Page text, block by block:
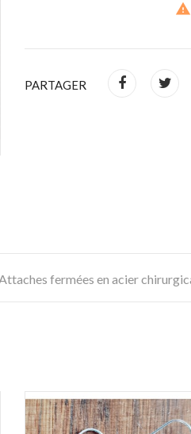

PARTAGER
fermées en acier